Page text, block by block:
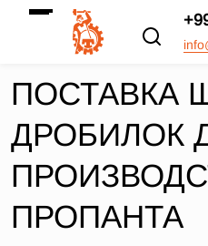
ПОСТАВКА
ДРОБИЛОК
ПРОПАНТА